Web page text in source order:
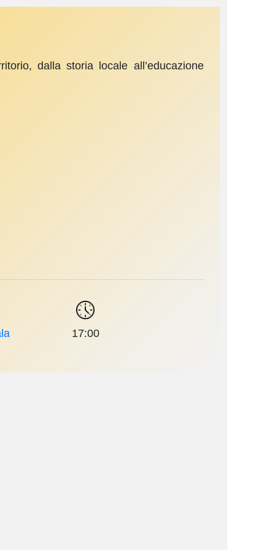
dalla storia locale all’educazione
17:00